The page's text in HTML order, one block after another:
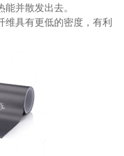
并散发出去。
具有更低的密度，有利